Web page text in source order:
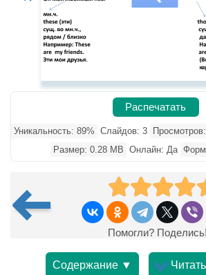
Распечатать
Уникальность: 89% Слайдов: 3
Размер: 0.28 MB Онлайн: Да
Помогли? Поделись!
Содержание ▼